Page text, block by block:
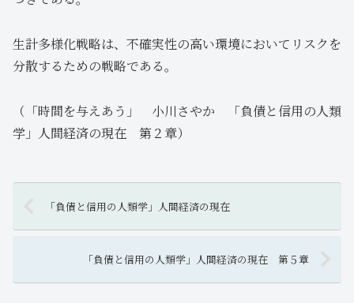
生計多様化戦略は、不確実性の高い環境においてリスクを
分散するための戦略である。
（「時間を与えあう」 小川さやか 「負債と信用の人類
学」人間経済の現在 第２章）
「負債と信用の人類学」人間経済の現在
「負債と信用の人類学」人間経済の現在 第５章